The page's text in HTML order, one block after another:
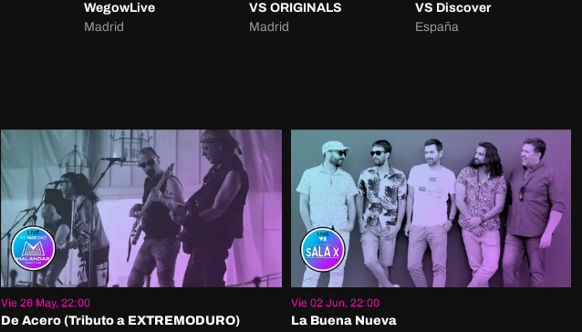
WegowLive
Madrid
VS ORIGINALS
Madrid
VS Discover
España
Vie 26 May, 22:00
De Acero (Tributo a EXTREMODURO)
Vie 02 Jun, 22:00
La Buena Nueva